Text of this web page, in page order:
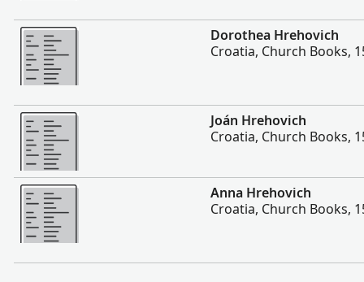
Hetave
Dorothea Hrehovich
Croatia, Church Books,
Hetave
Joán Hrehovich
Croatia, Church Books,
Hetave
Anna Hrehovich
Croatia, Church Books,